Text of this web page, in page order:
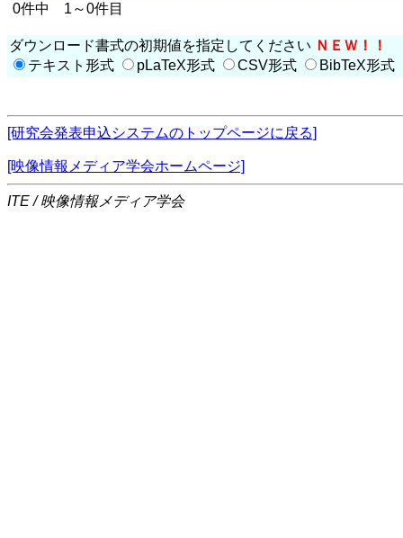
0件中 1～0件目
ダウンロード書式の初期値を指定してください ＮＥＷ！！
テキスト形式
pLaTeX形式 CSV形式 BibTeX形式
[研究会発表申込システムのトップページに戻る]
[映像情報メディア学会ホームページ]
ITE / 映像情報メディア学会